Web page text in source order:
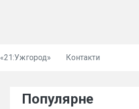
«21:Ужгород» Контакти
Популярне